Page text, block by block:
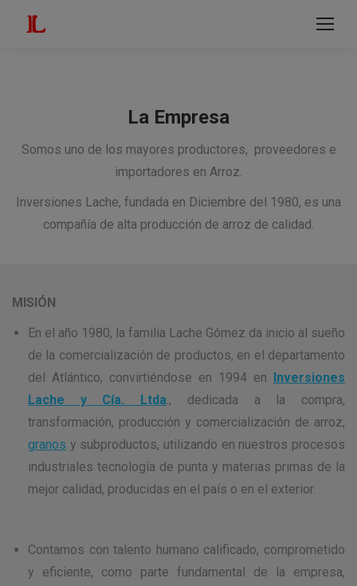
Buscar:
La Empresa
Somos uno de los mayores productores, proveedores e
importadores en Arroz.
Inversiones Lache, fundada en Diciembre del 1980, es una
compañía de alta producción de arroz de calidad.
MISIÓN
En el año 1980, la familia Lache Gómez da inicio al sueño
de la comercialización de productos, en el departamento
del Atlántico, convirtiéndose en 1994 en Inversiones
Lache y Cía. Ltda., dedicada a la compra,
transformación, producción y comercialización de arroz,
granos y subproductos, utilizando en nuestros procesos
industriales tecnología de punta y materias primas de la
mejor calidad, producidas en el país o en el exterior.
Contamos con talento humano calificado, comprometido
y eficiente, como parte fundamental de la empresa,